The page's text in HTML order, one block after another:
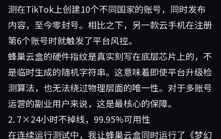
测在TikTok上创建10个不同国家的账号，同时发布
内容，至今零封号。相比之下，另一款云手机在注册
第6个账号时就触发了平台风控。
蜂巢云盒的硬件指纹是真实刻写在底层芯片上的，不
是临时生成的随机字符串。这意味着即使平台升级检
测算法，也无法绕过物理层面的唯一性。对于多账号
运营的副业用户来说，这是最核心的保障。
2. 7×24小时不掉线，99.95%可用性
在连续运行测试中，我让蜂巢云盒同时运行了《梦幻